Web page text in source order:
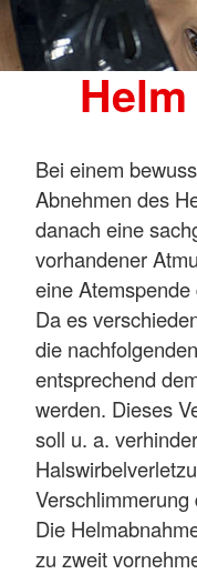
Bei einem
Abnehmen des
danach eine
vorhandener
eine
Da es
die
entsprechend
werden. Dieses
soll u. a.
Die
zu zweit